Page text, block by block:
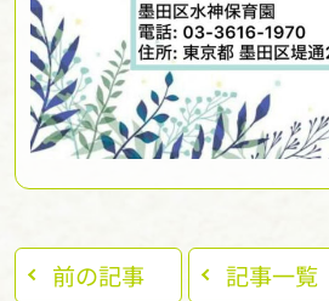
前の記事 記事一覧